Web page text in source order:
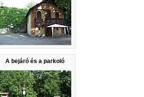
A bejáró és a parkoló